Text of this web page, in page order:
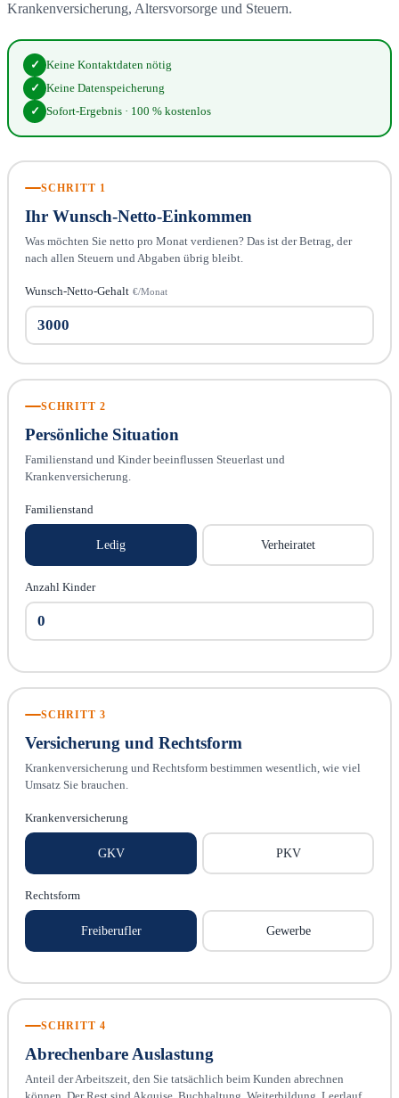
Krankenversicherung, Altersvorsorge und Steuern.
✓ Keine Kontaktdaten nötig
✓ Keine Datenspeicherung
✓ Sofort-Ergebnis · 100 % kostenlos
SCHRITT 1
Ihr Wunsch-Netto-Einkommen
Was möchten Sie netto pro Monat verdienen? Das ist der Betrag, der
nach allen Steuern und Abgaben übrig bleibt.
Wunsch-Netto-Gehalt €/Monat
SCHRITT 2
Persönliche Situation
Familienstand und Kinder beeinflussen Steuerlast und
Krankenversicherung.
Familienstand
Ledig Verheiratet
Anzahl Kinder
SCHRITT 3
Versicherung und Rechtsform
Krankenversicherung und Rechtsform bestimmen wesentlich, wie viel
Umsatz Sie brauchen.
Krankenversicherung
GKV PKV
Rechtsform
Freiberufler Gewerbe
SCHRITT 4
Abrechenbare Auslastung
Anteil der Arbeitszeit, den Sie tatsächlich beim Kunden abrechnen